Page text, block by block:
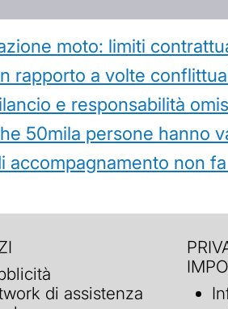
moto: limiti
rapporto a volte
e responsabilità
50mila persone hanno
accompagnamento non
di assistenza